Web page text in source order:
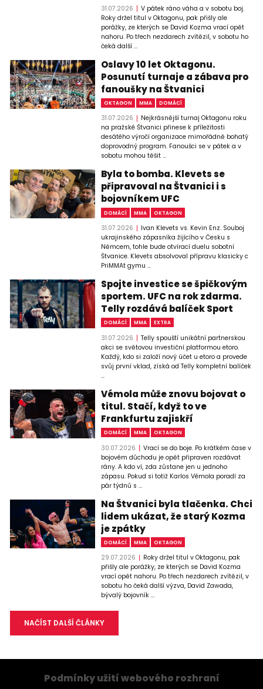
31.07.2026
V pátek ráno váha a v sobotu boj.
Roky držel titul v Oktagonu, pak přišly ale
porážky, ze kterých se David Kozma vrací opět
nahoru. Po třech nezdarech zvítězil, v sobotu ho
čeká další ...
Oslavy 10 let Oktagonu.
Posunutí turnaje a zábava pro
fanoušky na Štvanici
OKTAGON MMA DOMÁCÍ
31.07.2026
Nejkrásnější turnaj Oktagonu roku
na pražské Štvanici přinese k příležitosti
desátého výročí organizace mimořádně bohatý
doprovodný program. Fanoušci se v pátek a v
sobotu mohou těšit ...
Byla to bomba. Klevets se
připravoval na Štvanici i s
bojovníkem UFC
DOMÁCÍ MMA OKTAGON
31.07.2026
Ivan Klevets vs. Kevin Enz. Souboj
ukrajinského zápasníka žijícího v Česku s
Němcem, tohle bude otvírací duelu sobotní
Štvanice. Klevets absolvoval přípravu klasicky c
PriMMAt gymu ...
Spojte investice se špičkovým
sportem. UFC na rok zdarma.
Telly rozdává balíček Sport
DOMÁCÍ MMA EXTRA
31.07.2026
Telly spouští unikátní partnerskou
akci se světovou investiční platformou etoro.
Každý, kdo si založí nový účet u etoro a provede
svůj první vklad, získá od Telly kompletní balíček
...
Vémola může znovu bojovat o
titul. Stačí, když to ve
Frankfurtu zajiskří
DOMÁCÍ MMA OKTAGON
30.07.2026
Vrací se do boje. Po krátkém čase v
bojovém důchodu je opět připraven rozdávat
rány. A kdo ví, zda zůstane jen u jednoho
zápasu. Pokud si totiž Karlos Vémola poradí za
pár týdnů s ...
Na Štvanici byla tlačenka. Chci
lidem ukázat, že starý Kozma
je zpátky
DOMÁCÍ MMA OKTAGON
29.07.2026
Roky držel titul v Oktagonu, pak
přišly ale porážky, ze kterých se David Kozma
vrací opět nahoru. Po třech nezdarech zvítězil, v
sobotu ho čeká další výzva, David Zawada,
bývalý bojovník ...
NAČÍST DALŠÍ ČLÁNKY
Podmínky užití webového rozhraní